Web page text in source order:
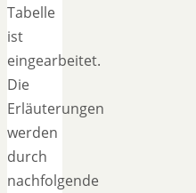
Tabelle
ist
eingearbeitet.
Die
Erläuterungen
werden
durch
nachfolgende